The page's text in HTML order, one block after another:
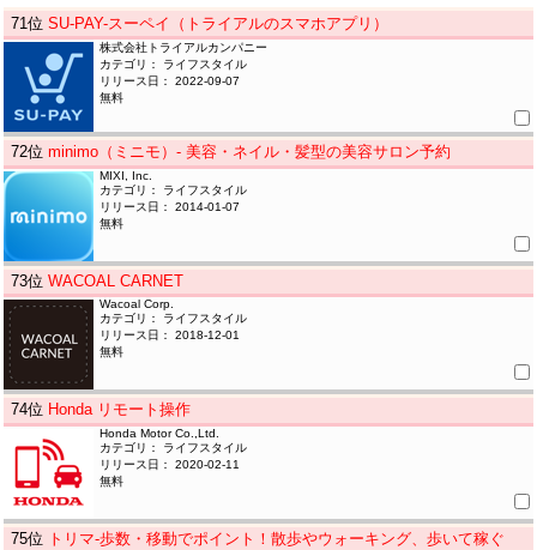
71位SU-PAY-スーペイ（トライアルのスマホアプリ）
株式会社トライアルカンパニー
カテゴリ： ライフスタイル
リリース日： 2022-09-07
無料
72位minimo（ミニモ）- 美容・ネイル・髪型の美容サロン予約
MIXI, Inc.
カテゴリ： ライフスタイル
リリース日： 2014-01-07
無料
73位WACOAL CARNET
Wacoal Corp.
カテゴリ： ライフスタイル
リリース日： 2018-12-01
無料
74位 Honda リモート操作
Honda Motor Co.,Ltd.
カテゴリ： ライフスタイル
リリース日： 2020-02-11
無料
75位 トリマ-歩数・移動でポイント！散歩やウォーキング、歩いて稼ぐ